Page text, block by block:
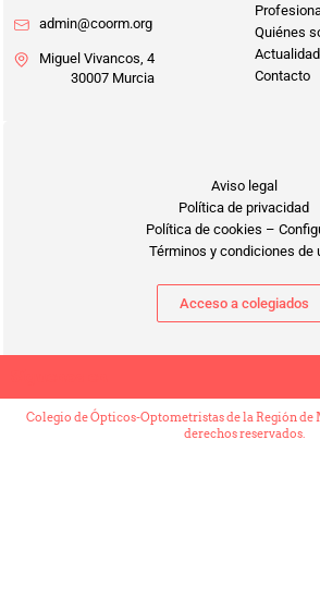
admin@coorm.org
Miguel Vivancos, 4
30007 Murcia
Quiénes
Actualidad
Contacto
Aviso legal
Política de privacidad
Política de cookies –
Términos y condiciones de
Acceso a colegiados
Colegio de Ópticos-Optometristas de la Región de
derechos reservados.